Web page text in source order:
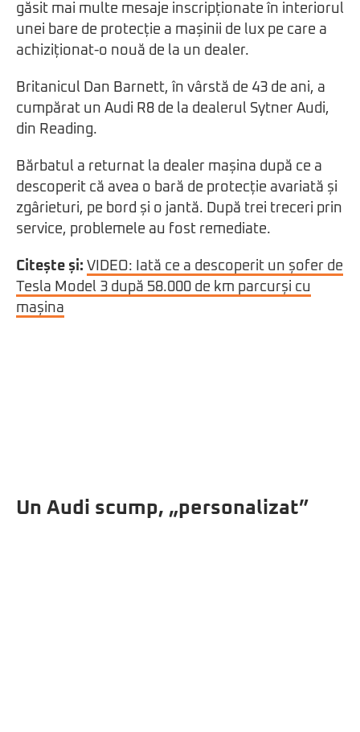
găsit mai multe mesaje inscripționate în interiorul
unei bare de protecție a mașinii de lux pe care a
achiziționat-o nouă de la un dealer.
Britanicul Dan Barnett, în vârstă de 43 de ani, a
cumpărat un Audi R8 de la dealerul Sytner Audi,
din Reading.
Bărbatul a returnat la dealer mașina după ce a
descoperit că avea o bară de protecție avariată și
zgârieturi, pe bord și o jantă. După trei treceri prin
service, problemele au fost remediate.
Citește și: VIDEO: Iată ce a descoperit un șofer de
Tesla Model 3 după 58.000 de km parcurși cu
mașina
Un Audi scump, „personalizat”